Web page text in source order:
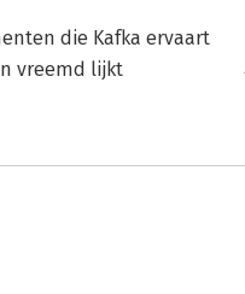
die Kafka ervaart
vreemd lijkt